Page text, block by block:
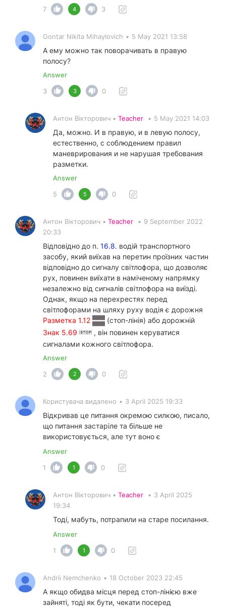
7 4 3
Gontar Nikita Mihaylovich • 5 May 2021 13:58
А ему можно так поворачивать в правую
полосу?
Answer
3
3 0
Антон Вікторович • Teacher • 5 May 2021 14:03
Да, можно. И в правую, и в левую полосу,
естественно, с соблюдением правил
маневрирования и не нарушая требования
разметки.
Answer
5
5 0
Антон Вікторович • Teacher • 9 September 2022
20:33
Відповідно до п. 16.8. водій транспортного
засобу, який виїхав на перетин проїзних частин
відповідно до сигналу світлофора, що дозволяє
рух, повинен виїхати в наміченому напрямку
незалежно від сигналів світлофора на виїзді.
Однак, якщо на перехрестях перед
світлофорами на шляху руху водія є дорожня
Разметка 1.12
(стоп-лінія) або дорожній
Знак 5.69
, він повинен керуватися
сигналами кожного світлофора.
Answer
2
2 0
Користувача видалено • 3 April 2025 19:33
Відкривав це питання окремою силкою, писало,
що питання застаріле та більше не
використовується, але тут воно є
Answer
1
1 0
Антон Вікторович • Teacher • 3 April 2025
19:34
Тоді, мабуть, потрапили на старе посилання.
Answer
1
1 0
Andrii Nemchenko • 18 October 2023 22:45
А якщо обидва місця перед стоп-лінією вже
зайняті, тоді як бути, чекати посеред